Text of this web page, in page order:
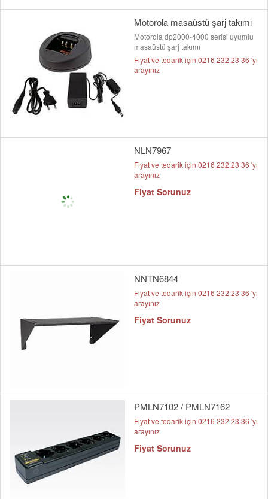
Motorola masaüstü şarj takımı
Motorola dp2000-4000 serisi uyumlu
masaüstü şarj takımı
Fiyat ve tedarik için 0216 232 23 36 'yı
arayınız
NLN7967
Fiyat ve tedarik için 0216 232 23 36 'yı
arayınız
Fiyat Sorunuz
NNTN6844
Fiyat ve tedarik için 0216 232 23 36 'yı
arayınız
Fiyat Sorunuz
PMLN7102 / PMLN7162
Fiyat ve tedarik için 0216 232 23 36 'yı
arayınız
Fiyat Sorunuz